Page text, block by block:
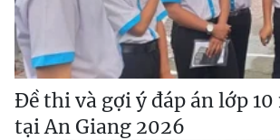
Đề thi và gợi ý đáp án lớp
tại An Giang 2026